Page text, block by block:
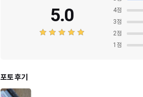
5.0
4점
3점
2점
1 점
포토 후기